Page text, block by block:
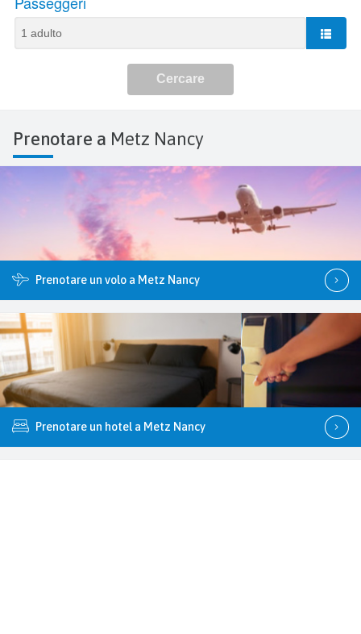
Prenotare a Metz Nancy
Prenotare un volo a Metz Nancy
Prenotare un hotel a Metz Nancy